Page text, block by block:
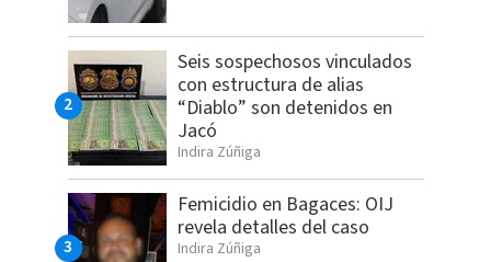
Seis sospechosos vinculados
con estructura de alias
“Diablo” son detenidos en
Jacó
Indira Zúñiga
Femicidio en Bagaces: OIJ
revela detalles del caso
Indira Zúñiga